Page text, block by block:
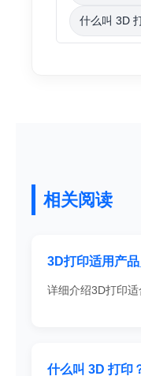
什么叫 3D
相关阅读
3D打印适用产
详细介绍3D打印适
什么叫 3D 打印